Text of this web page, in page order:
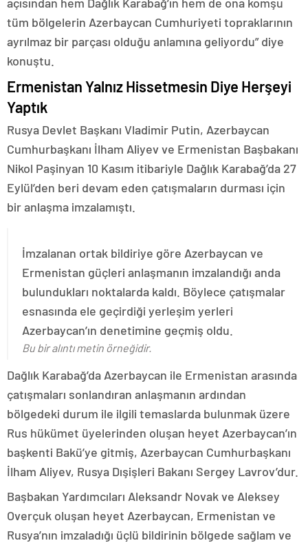
tüm bölgelerin Azerbaycan Cumhuriyeti topraklarının
ayrılmaz bir parçası olduğu anlamına geliyordu” diye
konuştu.
Ermenistan Yalnız Hissetmesin Diye Herşeyi
Yaptık
Rusya Devlet Başkanı Vladimir Putin, Azerbaycan
Cumhurbaşkanı İlham Aliyev ve Ermenistan Başbakanı
Nikol Paşinyan 10 Kasım itibariyle Dağlık Karabağ’da 27
Eylül’den beri devam eden çatışmaların durması için
bir anlaşma imzalamıştı.
İmzalanan ortak bildiriye göre Azerbaycan ve
Ermenistan güçleri anlaşmanın imzalandığı anda
bulundukları noktalarda kaldı. Böylece çatışmalar
esnasında ele geçirdiği yerleşim yerleri
Azerbaycan’ın denetimine geçmiş oldu.
Bu bir alıntı metin örneğidir.
Dağlık Karabağ’da Azerbaycan ile Ermenistan arasında
çatışmaları sonlandıran anlaşmanın ardından
bölgedeki durum ile ilgili temaslarda bulunmak üzere
Rus hükümet üyelerinden oluşan heyet Azerbaycan’ın
başkenti Bakü’ye gitmiş, Azerbaycan Cumhurbaşkanı
İlham Aliyev, Rusya Dışişleri Bakanı Sergey Lavrov’dur.
Başbakan Yardımcıları Aleksandr Novak ve Aleksey
Overçuk oluşan heyet Azerbaycan, Ermenistan ve
Rusya’nın imzaladığı üçlü bildirinin bölgede sağlam ve